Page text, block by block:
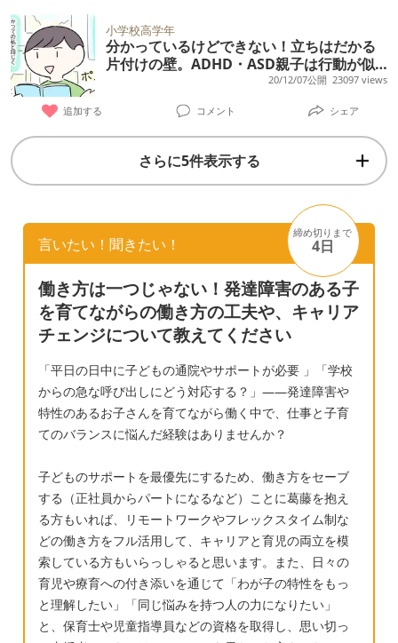
だかないと無理なのかなとも思い始めてま
す。 もうすぐ高校生なので施設には入れたく
ないのですが、どうしたらいいのか。 何かお
知恵ありましたらアドバイスお願いします。
小学校高学年
分かっているけどできない！立ちはだかる
片付けの壁。ADHD・ASD親子は行動が似
20/12/07公開 23097 views
追加する コメント シェア
さらに5件表示する
言いたい！聞きたい！
締め切りまで
4日
働き方は一つじゃない！発達障害のある子
を育てながらの働き方の工夫や、キャリア
チェンジについて教えてください
「平日の日中に子どもの通院やサポートが必要 」「学校
からの急な呼び出しにどう対応する？」——発達障害や
特性のあるお子さんを育てながら働く中で、仕事と子育
てのバランスに悩んだ経験はありませんか？
子どものサポートを最優先にするため、働き方をセーブ
する（正社員からパートになるなど）ことに葛藤を抱え
る方もいれば、リモートワークやフレックスタイム制な
どの働き方をフル活用して、キャリアと育児の両立を模
索している方もいらっしゃると思います。また、日々の
育児や療育への付き添いを通じて「わが子の特性をもっ
と理解したい」「同じ悩みを持つ人の力になりたい」
と、保育士や児童指導員などの資格を取得し、思い切っ